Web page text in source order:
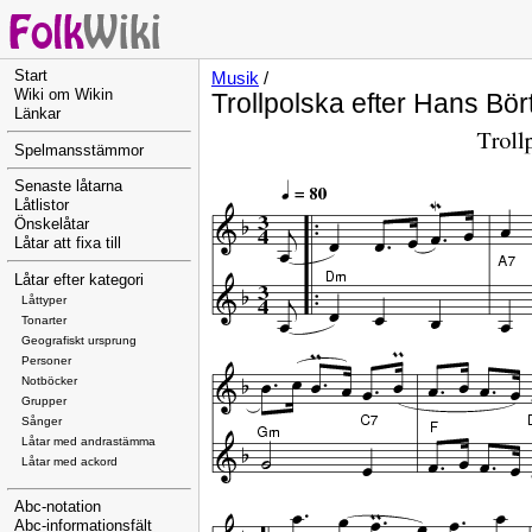
Start
Wiki om Wikin
Länkar
Spelmansstämmor
Senaste låtarna
Låtlistor
Önskelåtar
Låtar att fixa till
Låtar efter kategori
Låttyper
Tonarter
Geografiskt ursprung
Personer
Notböcker
Grupper
Sånger
Låtar med andrastämma
Låtar med ackord
Abc-notation
Abc-informationsfält
Musik /
Trollpolska efter Hans